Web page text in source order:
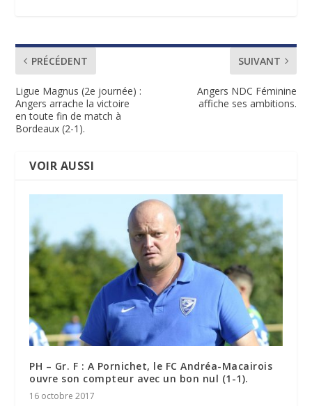
PRÉCÉDENT
Ligue Magnus (2e journée) :
Angers arrache la victoire
en toute fin de match à
Bordeaux (2-1).
SUIVANT
Angers NDC Féminine
affiche ses ambitions.
VOIR AUSSI
PH – Gr. F : A Pornichet, le FC Andréa-Macairois
ouvre son compteur avec un bon nul (1-1).
16 octobre 2017